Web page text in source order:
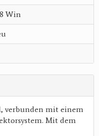
Win
verbunden mit einem
Mit dem